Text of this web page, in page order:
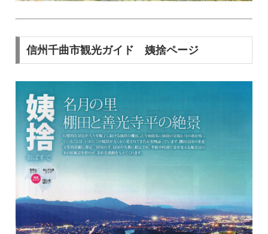
信州千曲市観光ガイド 姨捨ページ